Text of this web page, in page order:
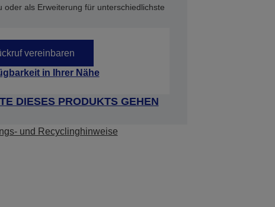
oder als Erweiterung für unterschiedlichste
vereinbaren
in Ihrer Nähe
DIESES PRODUKTS GEHEN
und Recyclinghinweise